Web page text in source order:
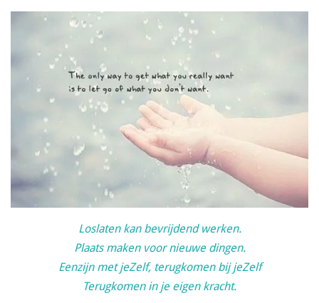
Loslaten kan bevrijdend werken.
Plaats maken voor nieuwe dingen.
Eenzijn met jeZelf, terugkomen bij jeZelf
Terugkomen in je eigen kracht.